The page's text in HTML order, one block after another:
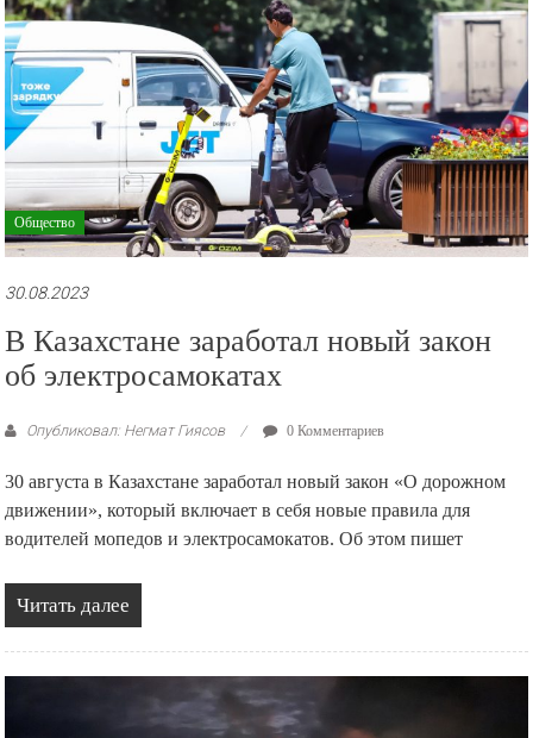
Общество
30.08.2023
В Казахстане заработал новый закон
об электросамокатах
Опубликовал: Негмат Гиясов 0 Комментариев
30 августа в Казахстане заработал новый закон «О дорожном
движении», который включает в себя новые правила для
водителей мопедов и электросамокатов. Об этом пишет
Читать далее